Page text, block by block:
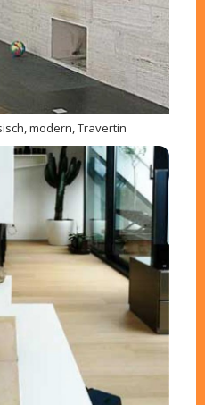
modern, Travertin